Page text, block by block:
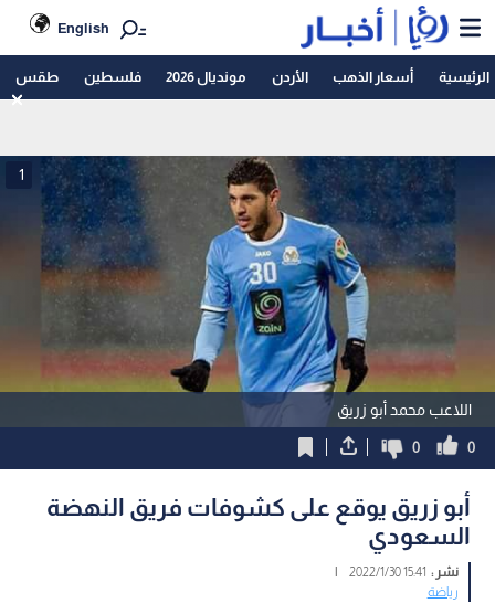
English
الرئيسية أسعار الذهب الأردن مونديال 2026 فلسطين طقس
اللاعب محمد أبو زريق
1
0
0
أبو زريق يوقع على كشوفات فريق النهضة
السعودي
نشر : 15:41 2022/1/30
|
رياضة